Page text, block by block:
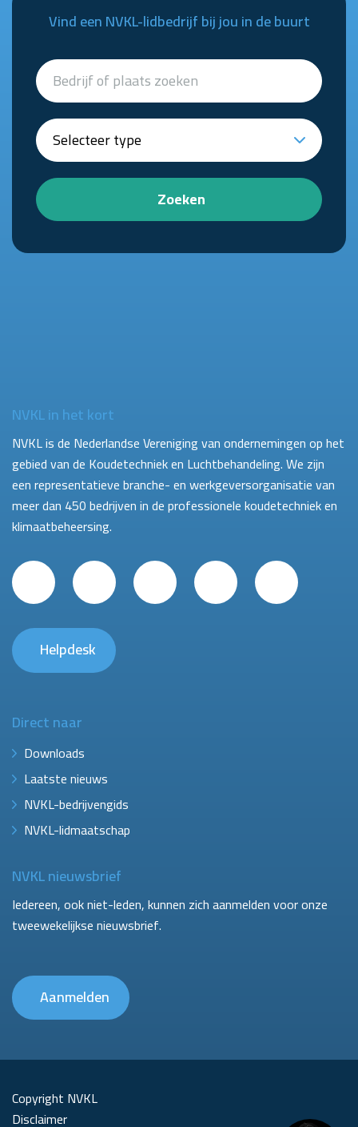
Vind een NVKL-lidbedrijf bij jou in de buurt
Zoeken
NVKL in het kort
NVKL is de Nederlandse Vereniging van ondernemingen op het
gebied van de Koudetechniek en Luchtbehandeling. We zijn
een representatieve branche- en werkgeversorganisatie van
meer dan 450 bedrijven in de professionele koudetechniek en
klimaatbeheersing.
Helpdesk
Direct naar
Downloads
Laatste nieuws
NVKL-bedrijvengids
NVKL-lidmaatschap
NVKL nieuwsbrief
Iedereen, ook niet-leden, kunnen zich aanmelden voor onze
tweewekelijkse nieuwsbrief.
Aanmelden
Copyright NVKL
Disclaimer